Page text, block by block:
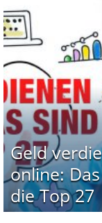
Geld
online:
die Top 27